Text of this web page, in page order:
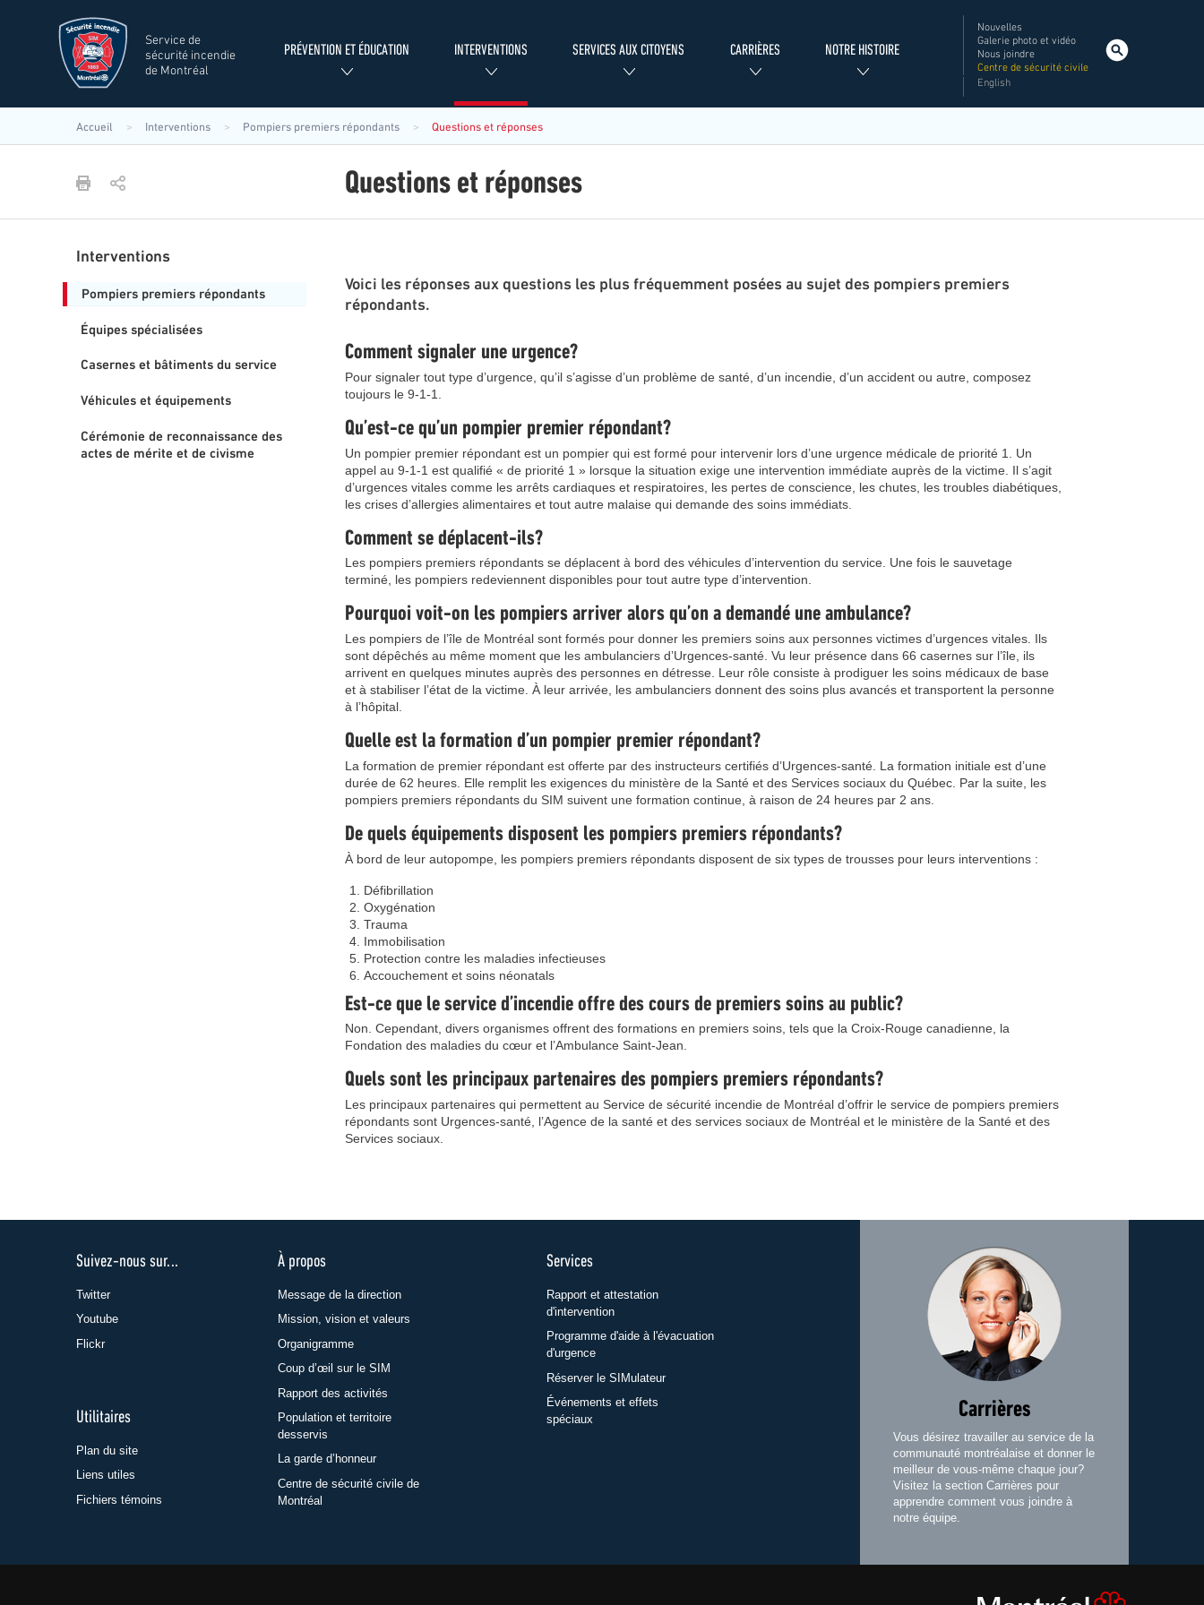
Service de
sécurité incendie
de Montréal
MenuPRÉVENTION ET ÉDUCATION INTERVENTIONS SERVICES AUX CITOYENS CARRIÈRES NOTRE HISTOIRE
Menu
utilitaires
SIM
Nouvelles
Galerie photo et vidéo
Nous joindre
Centre de sécurité civile
English
Search
Accueil Interventions Pompiers premiers répondants Questions et réponses
Questions et réponses
Menu
principal
Interventions
Pompiers premiers répondants
Équipes spécialisées
Casernes et bâtiments du service
Véhicules et équipements
Cérémonie de reconnaissance des
actes de mérite et de civisme
Voici les réponses aux questions les plus fréquemment posées au sujet des pompiers premiers
répondants.
Comment signaler une urgence?
Pour signaler tout type d’urgence, qu’il s’agisse d’un problème de santé, d’un incendie, d’un accident ou autre, composez
toujours le 9-1-1.
Qu’est-ce qu’un pompier premier répondant?
Un pompier premier répondant est un pompier qui est formé pour intervenir lors d’une urgence médicale de priorité 1. Un
appel au 9-1-1 est qualifié « de priorité 1 » lorsque la situation exige une intervention immédiate auprès de la victime. Il s’agit
d’urgences vitales comme les arrêts cardiaques et respiratoires, les pertes de conscience, les chutes, les troubles diabétiques,
les crises d’allergies alimentaires et tout autre malaise qui demande des soins immédiats.
Comment se déplacent-ils?
Les pompiers premiers répondants se déplacent à bord des véhicules d’intervention du service. Une fois le sauvetage
terminé, les pompiers redeviennent disponibles pour tout autre type d’intervention.
Pourquoi voit-on les pompiers arriver alors qu’on a demandé une ambulance?
Les pompiers de l’île de Montréal sont formés pour donner les premiers soins aux personnes victimes d’urgences vitales. Ils
sont dépêchés au même moment que les ambulanciers d’Urgences-santé. Vu leur présence dans 66 casernes sur l’île, ils
arrivent en quelques minutes auprès des personnes en détresse. Leur rôle consiste à prodiguer les soins médicaux de base
et à stabiliser l’état de la victime. À leur arrivée, les ambulanciers donnent des soins plus avancés et transportent la personne
à l’hôpital.
Quelle est la formation d’un pompier premier répondant?
La formation de premier répondant est offerte par des instructeurs certifiés d’Urgences-santé. La formation initiale est d’une
durée de 62 heures. Elle remplit les exigences du ministère de la Santé et des Services sociaux du Québec. Par la suite, les
pompiers premiers répondants du SIM suivent une formation continue, à raison de 24 heures par 2 ans.
De quels équipements disposent les pompiers premiers répondants?
À bord de leur autopompe, les pompiers premiers répondants disposent de six types de trousses pour leurs interventions :
Défibrillation
Oxygénation
Trauma
Immobilisation
Protection contre les maladies infectieuses
Accouchement et soins néonatals
Est-ce que le service d’incendie offre des cours de premiers soins au public?
Non. Cependant, divers organismes offrent des formations en premiers soins, tels que la Croix-Rouge canadienne, la
Fondation des maladies du cœur et l’Ambulance Saint-Jean.
Quels sont les principaux partenaires des pompiers premiers répondants?
Les principaux partenaires qui permettent au Service de sécurité incendie de Montréal d’offrir le service de pompiers premiers
répondants sont Urgences-santé, l’Agence de la santé et des services sociaux de Montréal et le ministère de la Santé et des
Services sociaux.
Suivez-nous sur...
Twitter
Youtube
Flickr
Utilitaires
Plan du site
Liens utiles
Fichiers témoins
À propos
Message de la direction
Mission, vision et valeurs
Organigramme
Coup d’œil sur le SIM
Rapport des activités
Population et territoire
desservis
La garde d’honneur
Centre de sécurité civile de
Montréal
Services
Rapport et attestation
d'intervention
Programme d'aide à l'évacuation
d'urgence
Réserver le SIMulateur
Événements et effets
spéciaux
Image
Carrières
Vous désirez travailler au service de la
communauté montréalaise et donner le
meilleur de vous-même chaque jour?
Visitez la section Carrières pour
apprendre comment vous joindre à
notre équipe.